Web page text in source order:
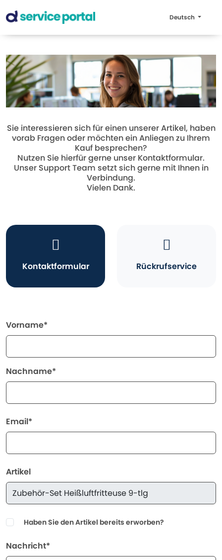
Deutsch
Sie interessieren sich für einen unserer Artikel, haben
vorab Fragen oder möchten ein Anliegen zu Ihrem
Kauf besprechen?
Nutzen Sie hierfür gerne unser Kontaktformular.
Unser Support Team setzt sich gerne mit Ihnen in
Verbindung.
Vielen Dank.
Kontaktformular Rückrufservice
Vorname*
Nachname*
Email*
Artikel
Haben Sie den Artikel bereits erworben?
Nachricht*